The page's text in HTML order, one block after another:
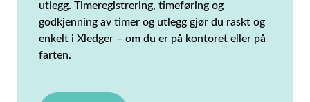
utlegg. Timeregistrering, timeføring og
godkjenning av timer og utlegg gjør du raskt og
enkelt i Xledger – om du er på kontoret eller på
farten.